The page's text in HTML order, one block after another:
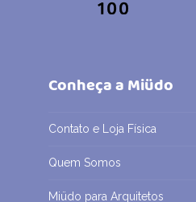
Conheça a Miüdo
Contato e Loja Física
Quem Somos
Miüdo para Arquitetos